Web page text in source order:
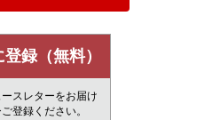
録（無料）
スレターをお届け
登録ください。